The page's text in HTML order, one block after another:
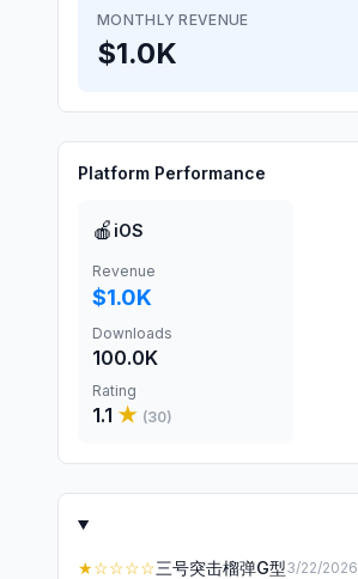
MONTHLY REVENUE
$1.0K
Platform Performance
🍎 iOS
Revenue
$1.0K
Downloads
100.0K
Rating
1.1 ★ (30)
★☆☆☆☆三号突击榴弹G型3/22/2026